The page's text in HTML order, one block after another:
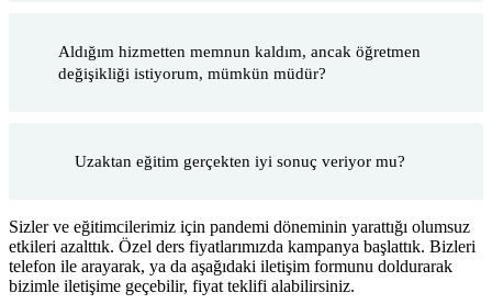
Aldığım hizmetten memnun kaldım, ancak öğretmen
değişikliği istiyorum, mümkün müdür?
Uzaktan eğitim gerçekten iyi sonuç veriyor mu?
Sizler ve eğitimcilerimiz için pandemi döneminin yarattığı olumsuz
etkileri azalttık. Özel ders fiyatlarımızda kampanya başlattık. Bizleri
telefon ile arayarak, ya da aşağıdaki iletişim formunu doldurarak
bizimle iletişime geçebilir, fiyat teklifi alabilirsiniz.